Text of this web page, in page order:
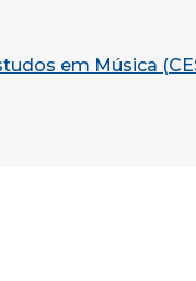
em Música